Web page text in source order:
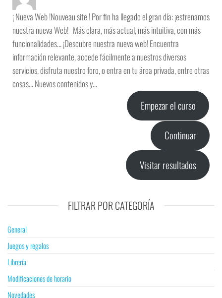
¡ Nueva Web !Nouveau site ! Por fin ha llegado el gran día: ¡estrenamos
nuestra nueva Web! Más clara, más actual, más intuitiva, con más
funcionalidades… ¡Descubre nuestra nueva web! Encuentra
información relevante, accede fácilmente a nuestros diversos
servicios, disfruta nuestro foro, o entra en tu área privada, entre otras
cosas… Nuevos contenidos y…
Empezar el curso
Continuar
Visitar resultados
FILTRAR POR CATEGORÍA
General
Juegos y regalos
Librería
Modificaciones de horario
Novedades